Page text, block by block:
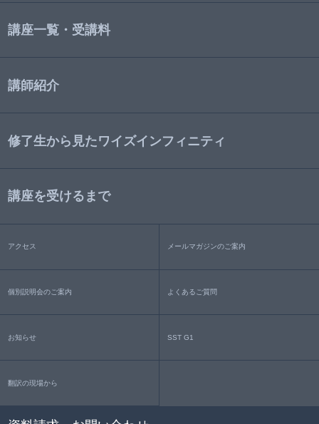
講座一覧・受講料
講師紹介
修了生から見たワイズインフィニティ
講座を受けるまで
アクセス メールマガジンのご案内
個別説明会のご案内 よくあるご質問
お知らせ SST G1
翻訳の現場から